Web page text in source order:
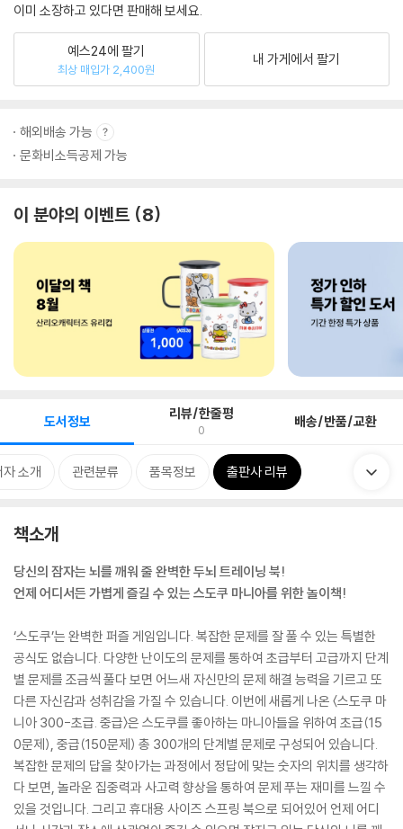
이미 소장하고 있다면 판매해 보세요.
예스24에 팔기
최상 매입가 2,400원
내 가게에서 팔기
해외배송 가능
문화비소득공제 가능
이 분야의 이벤트 8
도서정보 리뷰/한줄평
0 배송/반품/교환
자 소개 관련분류 품목정보 출판사 리뷰
책소개
당신의 잠자는 뇌를 깨워 줄 완벽한 두뇌 트레이닝 북!
언제 어디서든 가볍게 즐길 수 있는 스도쿠 마니아를 위한 놀이책!
‘스도쿠’는 완벽한 퍼즐 게임입니다. 복잡한 문제를 잘 풀 수 있는 특별한
공식도 없습니다. 다양한 난이도의 문제를 통하여 초급부터 고급까지 단계
별 문제를 조금씩 풀다 보면 어느새 자신만의 문제 해결 능력을 기르고 또
다른 자신감과 성취감을 가질 수 있습니다. 이번에 새롭게 나온 〈스도쿠 마
니아 300-초급. 중급〉은 스도쿠를 좋아하는 마니아들을 위하여 초급(15
0문제), 중급(150문제) 총 300개의 단계별 문제로 구성되어 있습니다.
복잡한 문제의 답을 찾아가는 과정에서 정답에 맞는 숫자의 위치를 생각하
다 보면, 놀라운 집중력과 사고력 향상을 통하여 문제 푸는 재미를 느낄 수
있을 것입니다. 그리고 휴대용 사이즈 스프링 북으로 되어있어 언제 어디